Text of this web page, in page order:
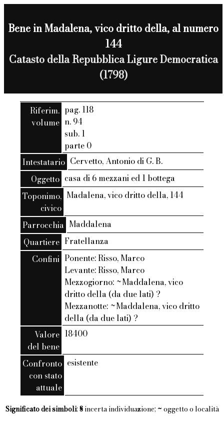
Bene in Madalena, vico dritto della, al numero
144
Catasto della Repubblica Ligure Democratica
(1798)
Riferim.
volume
pag. 118
n. 94
sub. 1
parte 0
Intestatario Cervetto, Antonio di G. B.
Oggetto casa di 6 mezzani ed 1 bottega
Toponimo,
civico
Madalena, vico dritto della, 144
Parrocchia Maddalena
Quartiere Fratellanza
Confini Ponente: Risso, Marco
Levante: Risso, Marco
Mezzogiorno: ~Maddalena, vico
dritto della (da due lati) ?
Mezzanotte: ~Maddalena, vico dritto
della (da due lati) ?
Valore
del bene
18400
Confronto
con stato
attuale
esistente
Significato dei simboli: §incerta individuazione; ~ oggetto o località